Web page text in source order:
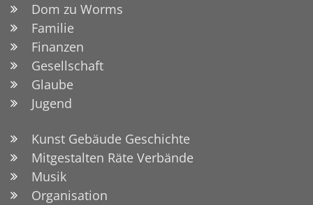
Dom zu Worms
Familie
Finanzen
Gesellschaft
Glaube
Jugend
Kunst Gebäude Geschichte
Mitgestalten Räte Verbände
Musik
Organisation